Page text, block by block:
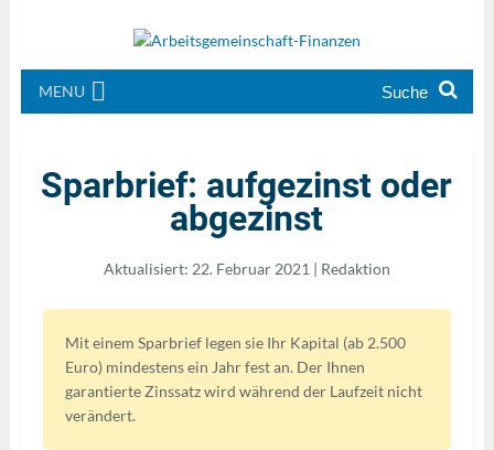
MENU
Sparbrief: aufgezinst oder
abgezinst
Aktualisiert: 22. Februar 2021 | Redaktion
Mit einem Sparbrief legen sie Ihr Kapital (ab 2.500
Euro) mindestens ein Jahr fest an. Der Ihnen
garantierte Zinssatz wird während der Laufzeit nicht
verändert.